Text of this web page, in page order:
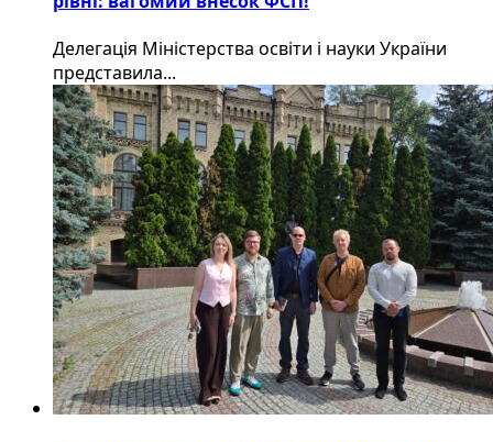
Делегація Міністерства освіти і науки України
представила...